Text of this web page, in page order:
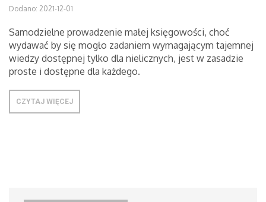
Dodano: 2021-12-01
Samodzielne prowadzenie małej księgowości, choć
wydawać by się mogło zadaniem wymagającym tajemnej
wiedzy dostępnej tylko dla nielicznych, jest w zasadzie
proste i dostępne dla każdego.
CZYTAJ WIĘCEJ